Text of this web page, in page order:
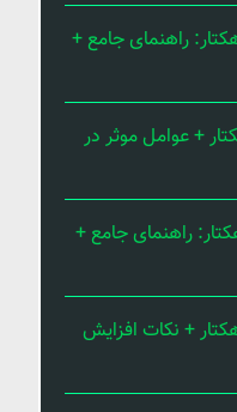
راهنمای جامع +
+ عوامل موثر در
راهنمای جامع +
+ نکات افزایش